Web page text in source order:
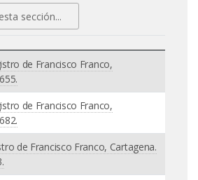
de Francisco Franco,
de Francisco Franco,
de Francisco Franco, Cartagena.